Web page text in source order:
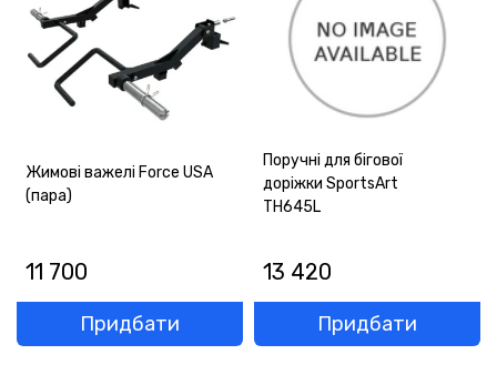
Жимові важелі Force USA
(пара)
11 700
Придбати
Поручні для бігової
доріжки SportsArt
TH645L
13 420
Придбати